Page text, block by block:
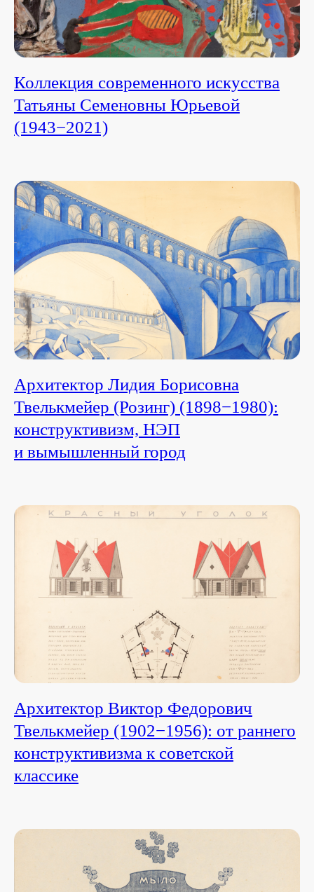
Коллекция современного искусства
Татьяны Семеновны Юрьевой
(1943−2021)
Архитектор Лидия Борисовна
Твелькмейер (Розинг) (1898−1980):
конструктивизм, НЭП
и вымышленный город
Архитектор Виктор Федорович
Твелькмейер (1902−1956): от раннего
конструктивизма к советской
классике